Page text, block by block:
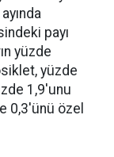
payı
yüzde
yüzde
1,9'unu
0,3'ünü özel